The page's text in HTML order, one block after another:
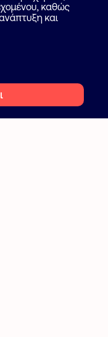
μας
καθώς
και